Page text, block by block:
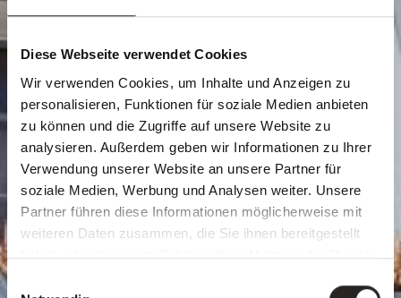
Diese Webseite verwendet Cookies
Wir verwenden Cookies, um Inhalte und Anzeigen zu
personalisieren, Funktionen für soziale Medien anbieten
zu können und die Zugriffe auf unsere Website zu
analysieren. Außerdem geben wir Informationen zu Ihrer
Verwendung unserer Website an unsere Partner für
soziale Medien, Werbung und Analysen weiter. Unsere
Partner führen diese Informationen möglicherweise mit
weiteren Daten zusammen, die Sie ihnen bereitgestellt
haben oder die sie im Rahmen Ihrer Nutzung der Dienste
Einwilligungsauswahl